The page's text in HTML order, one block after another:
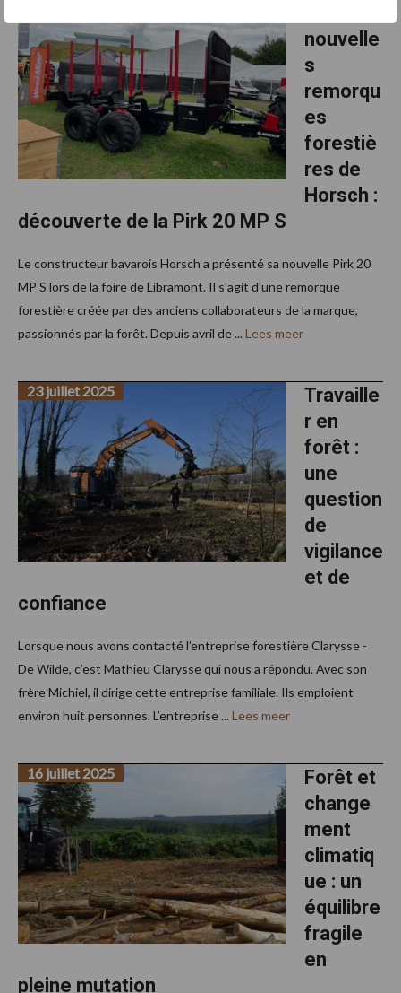
nouvelle
s
remorqu
es
forestiè
res de
Horsch :
découverte de la Pirk 20 MP S
Le constructeur bavarois Horsch a présenté sa nouvelle Pirk 20
MP S lors de la foire de Libramont. Il s’agit d’une remorque
forestière créée par des anciens collaborateurs de la marque,
passionnés par la forêt. Depuis avril de ... Lees meer
Travaille
r en
forêt :
une
question
de
vigilance
et de
confiance
23 juillet 2025
Lorsque nous avons contacté l’entreprise forestière Clarysse -
De Wilde, c’est Mathieu Clarysse qui nous a répondu. Avec son
frère Michiel, il dirige cette entreprise familiale. Ils emploient
environ huit personnes. L’entreprise ... Lees meer
Forêt et
change
ment
climatiq
ue : un
équilibre
fragile
en
pleine mutation
16 juillet 2025